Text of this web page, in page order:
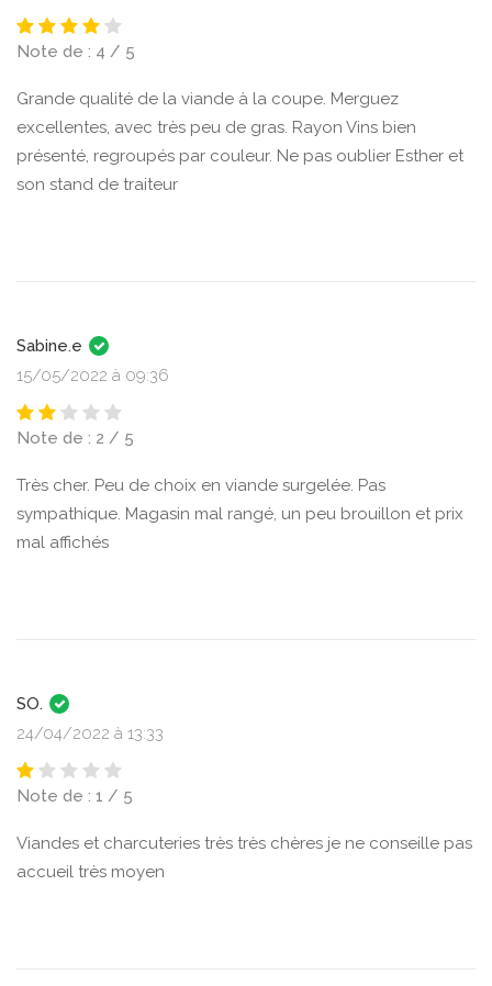
Note de : 4 / 5
Grande qualité de la viande à la coupe. Merguez
excellentes, avec très peu de gras. Rayon Vins bien
présenté, regroupés par couleur. Ne pas oublier Esther et
son stand de traiteur
Sabine.e
15/05/2022 à 09:36
Note de : 2 / 5
Très cher. Peu de choix en viande surgelée. Pas
sympathique. Magasin mal rangé, un peu brouillon et prix
mal affichés
SO.
24/04/2022 à 13:33
Note de : 1 / 5
Viandes et charcuteries très très chères je ne conseille pas
accueil très moyen